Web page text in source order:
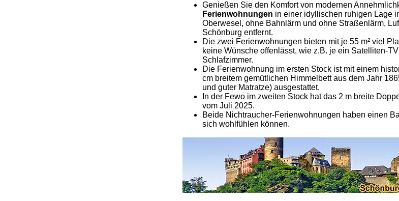
Genießen Sie den Komfort von modernen
Ferienwohnungen in einer idyllischen ruhigen Lage
Oberwesel, ohne Bahnlärm und ohne Straßenlärm,
Schönburg entfernt.
Die zwei Ferienwohnungen bieten mit je 55 m² viel
keine Wünsche offenlässt, wie z.B. je ein Satelliten-
Schlafzimmer.
Die Ferienwohnung im ersten Stock ist mit einem
cm breitem gemütlichen Himmelbett aus dem Jahr
und guter Matratze) ausgestattet.
In der Fewo im zweiten Stock hat das 2 m breite
vom Juli 2025.
Beide Nichtraucher-Ferienwohnungen haben einen
sich wohlfühlen können.